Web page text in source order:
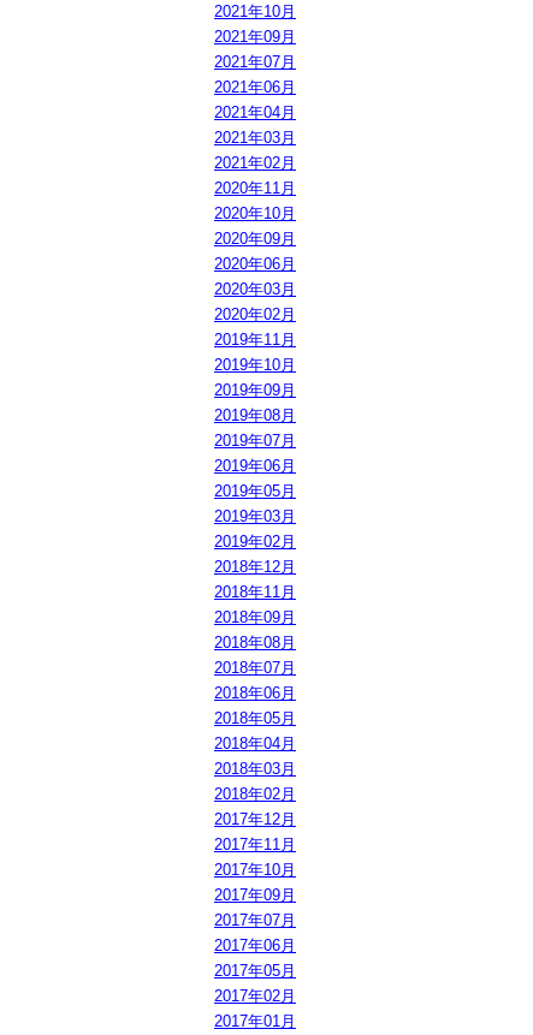
2021年10月
2021年09月
2021年07月
2021年06月
2021年04月
2021年03月
2021年02月
2020年11月
2020年10月
2020年09月
2020年06月
2020年03月
2020年02月
2019年11月
2019年10月
2019年09月
2019年08月
2019年07月
2019年06月
2019年05月
2019年03月
2019年02月
2018年12月
2018年11月
2018年09月
2018年08月
2018年07月
2018年06月
2018年05月
2018年04月
2018年03月
2018年02月
2017年12月
2017年11月
2017年10月
2017年09月
2017年07月
2017年06月
2017年05月
2017年02月
2017年01月